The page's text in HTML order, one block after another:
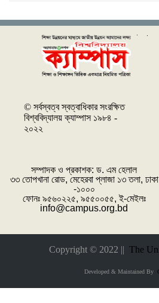
© সর্বস্বত্ব স্বত্বাধিকার সংরক্ষিত
বিশ্ববিদ্যালয় ক্যাম্পাস ১৯৮৪ -
২০২২
সম্পাদক ও প্রকাশক: ‌ড. এম হেলাল
৩৩ তোপখানা রোড, মেহেরবা প্লাজা ১৩ তলা, ঢাকা
-১০০০
ফোনঃ ৯৫৬০২২৫, ৯৫৫০০৫৫, ই-মেইলঃ
info@campus.org.bd
Copyright © 2022 || The
Developed & Maintained By